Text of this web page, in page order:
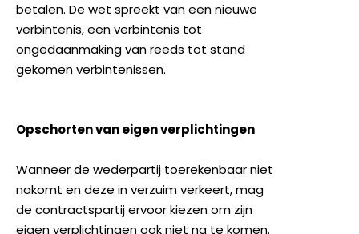
betalen. De wet spreekt van een nieuwe
verbintenis, een verbintenis tot
ongedaanmaking van reeds tot stand
gekomen verbintenissen.
Opschorten van eigen verplichtingen
Wanneer de wederpartij toerekenbaar niet
nakomt en deze in verzuim verkeert, mag
de contractspartij ervoor kiezen om zijn
eigen verplichtingen ook niet na te komen.